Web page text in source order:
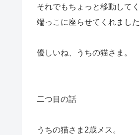
それでもちょっと移動して
端っこに座らせてくれました
優しいね、うちの猫さま。
二つ目の話
うちの猫さま2歳メス。